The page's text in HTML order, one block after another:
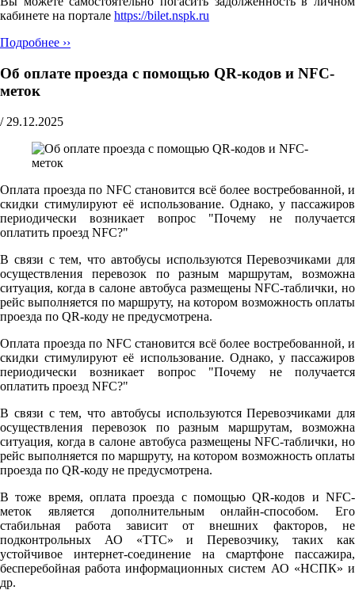
кабинете на портале https://bilet.nspk.ru
Подробнее ››
Об оплате проезда с помощью QR-кодов и NFC-
меток
/ 29.12.2025
Оплата проезда по NFC становится всё более востребованной, и
скидки стимулируют её использование. Однако, у пассажиров
периодически возникает вопрос "Почему не получается
оплатить проезд NFC?"
В связи с тем, что автобусы используются Перевозчиками для
осуществления перевозок по разным маршрутам, возможна
ситуация, когда в салоне автобуса размещены NFC-таблички, но
рейс выполняется по маршруту, на котором возможность оплаты
проезда по QR-коду не предусмотрена.
Оплата проезда по NFC становится всё более востребованной, и
скидки стимулируют её использование. Однако, у пассажиров
периодически возникает вопрос "Почему не получается
оплатить проезд NFC?"
В связи с тем, что автобусы используются Перевозчиками для
осуществления перевозок по разным маршрутам, возможна
ситуация, когда в салоне автобуса размещены NFC-таблички, но
рейс выполняется по маршруту, на котором возможность оплаты
проезда по QR-коду не предусмотрена.
В тоже время, оплата проезда с помощью QR-кодов и NFC-
меток является дополнительным онлайн-способом. Его
стабильная работа зависит от внешних факторов, не
подконтрольных АО «ТТС» и Перевозчику, таких как
устойчивое интернет-соединение на смартфоне пассажира,
бесперебойная работа информационных систем АО «НСПК» и
др.